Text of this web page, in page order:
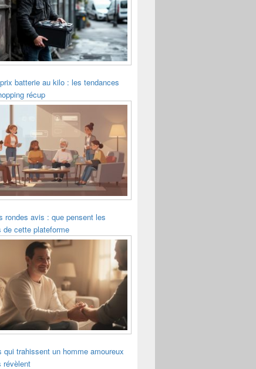
batterie au kilo : les tendances
récup
rondes avis : que pensent les
de cette plateforme
qui trahissent un homme amoureux
révèlent